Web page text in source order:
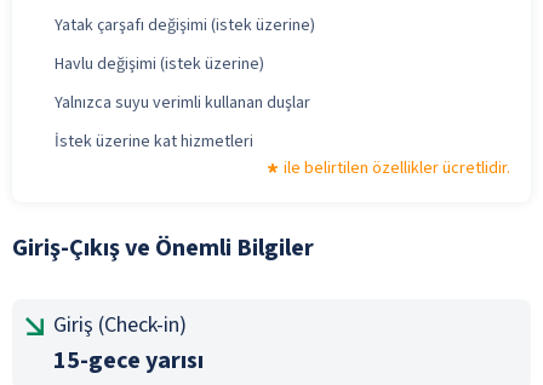
Yatak çarşafı değişimi (istek üzerine)
Havlu değişimi (istek üzerine)
Yalnızca suyu verimli kullanan duşlar
İstek üzerine kat hizmetleri
ile belirtilen özellikler ücretlidir.
Giriş-Çıkış ve Önemli Bilgiler
Giriş (Check-in)
15-gece yarısı